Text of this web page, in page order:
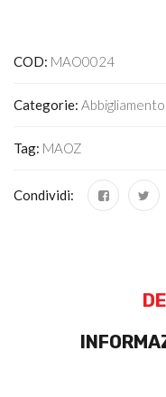
COD: MAO0024
Categorie: Abbigliamento
Tag: MAOZ
Condividi: